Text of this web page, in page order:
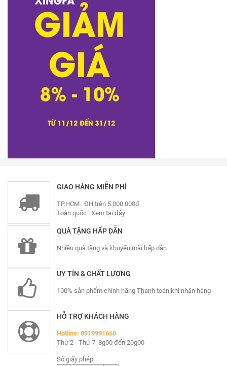
GIAO HÀNG MIỄN PHÍ
TP.HCM : ĐH trên 5.000.000đ
Toàn quốc : Xem tại đây
QUÀ TẶNG HẤP DẪN
Nhiều quà tặng và khuyến mãi hấp dẫn
UY TÍN & CHẤT LƯỢNG
100% sản phẩm chính hãng Thanh toán khi nhận hàng
HỖ TRỢ KHÁCH HÀNG
Hotline: 0919991660
Thứ 2 - Thứ 7: 8g00 đến 20g00
Số giấy phép: